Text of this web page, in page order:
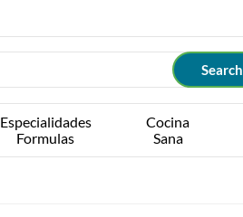
Especialidades
Formulas
Cocina
Sana